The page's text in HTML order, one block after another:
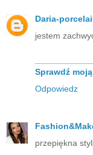
Daria-
jestem
Sprawdź
Odpowiedz
przepiękna